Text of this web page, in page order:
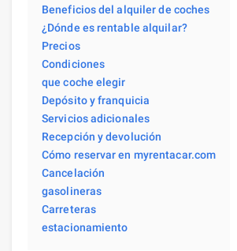
Beneficios del alquiler de coches
¿Dónde es rentable alquilar?
Precios
Condiciones
que coche elegir
Depósito y franquicia
Servicios adicionales
Recepción y devolución
Cómo reservar en myrentacar.com
Cancelación
gasolineras
Carreteras
estacionamiento